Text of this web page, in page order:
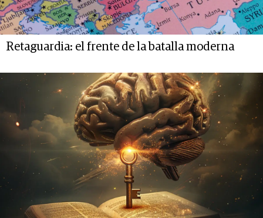
Retaguardia: el frente de la batalla moderna